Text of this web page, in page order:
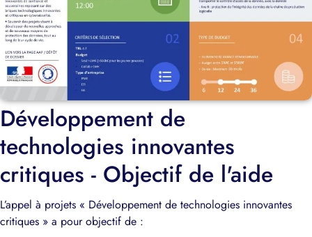
Développement de
technologies innovantes
critiques - Objectif de l'aide
L’appel à projets « Développement de technologies innovantes
critiques » a pour objectif de :